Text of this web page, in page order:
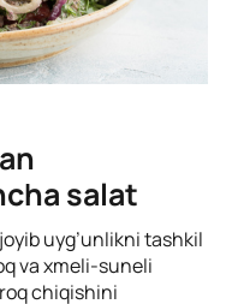
salat
uyg’unlikni tashkil
va xmeli-suneli
chiqishini